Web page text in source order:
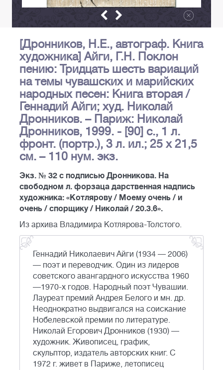
[Дронников, Н.Е., автограф. Книга
художника] Айги, Г.Н. Поклон
пению: Тридцать шесть вариаций
на темы чувашских и марийских
народных песен: Книга вторая /
Геннадий Айги; худ. Николай
Дронников. – Париж: Николай
Дронников, 1999. - [90] с., 1 л.
фронт. (портр.), 3 л. ил.; 25 х 21,5
см. – 110 нум. экз.
Экз. № 32 с подписью Дронникова. На
свободном л. форзаца дарственная надпись
художника: «Котлярову / Моему очень / и
очень / спорщику / Николай / 20.3.6».
Из архива Владимира Котлярова-Толстого.
Геннадий Николаевич Айги (1934 — 2006)
— поэт и переводчик. Один из лидеров
советского авангардного искусства 1960
—1970-х годов. Народный поэт Чувашии.
Лауреат премий Андрея Белого и мн. др.
Неоднократно выдвигался на соискание
Нобелевской премии по литературе.
Николай Егорович Дронников (1930) —
художник. Живописец, график,
скульптор, издатель авторских книг. С
1972 г. живет в Париже, летописец